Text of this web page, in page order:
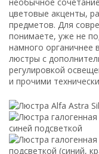
цветовые акценты,
предметов. Для
понимаете, уже не
намного органичнее
люстры с
регулировкой
и прочими